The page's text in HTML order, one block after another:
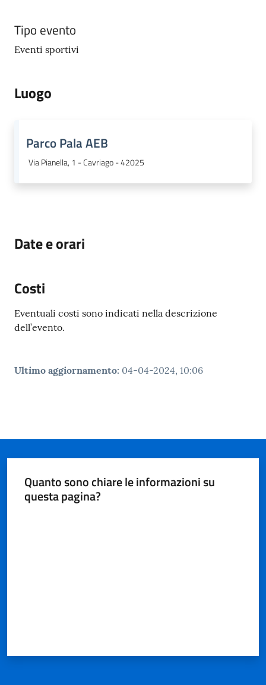
Tipo evento
Eventi sportivi
Luogo
Parco Pala AEB
Via Pianella, 1 - Cavriago - 42025
Date e orari
Costi
Eventuali costi sono indicati nella descrizione
dell’evento.
Ultimo aggiornamento: 04-04-2024, 10:06
Quanto sono chiare le informazioni su
questa pagina?